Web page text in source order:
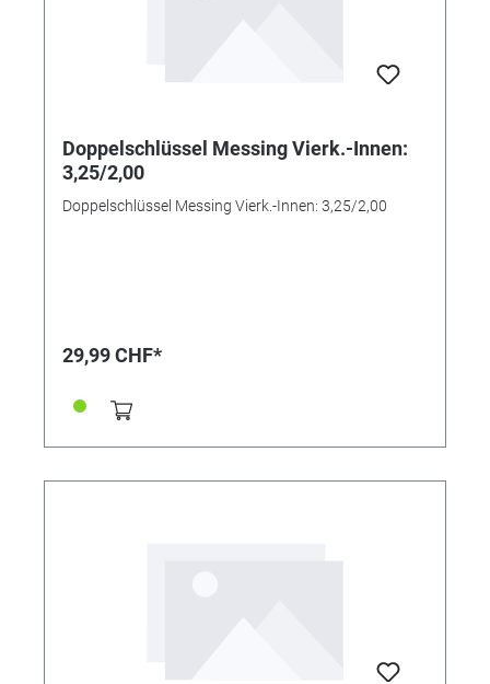
Doppelschlüssel Messing Vierk.-Innen:
3,25/2,00
Doppelschlüssel Messing Vierk.-Innen: 3,25/2,00
29,99 CHF*